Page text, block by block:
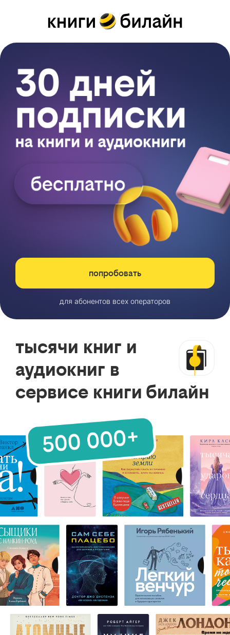
попробовать
для абонентов всех операторов
тысячи книг и
аудиокниг в
сервисе книги билайн